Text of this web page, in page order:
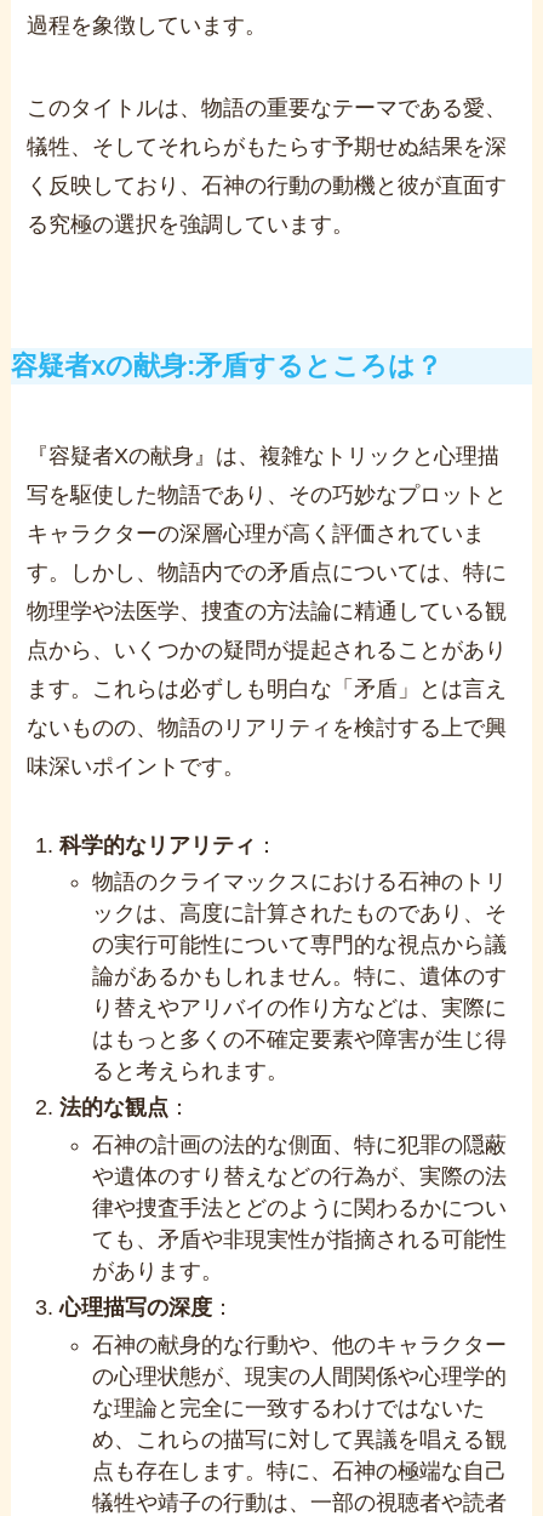
過程を象徴しています。
このタイトルは、物語の重要なテーマである愛、
犠牲、そしてそれらがもたらす予期せぬ結果を深
く反映しており、石神の行動の動機と彼が直面す
る究極の選択を強調しています。
容疑者xの献身:矛盾するところは？
『容疑者Xの献身』は、複雑なトリックと心理描
写を駆使した物語であり、その巧妙なプロットと
キャラクターの深層心理が高く評価されていま
す。しかし、物語内での矛盾点については、特に
物理学や法医学、捜査の方法論に精通している観
点から、いくつかの疑問が提起されることがあり
ます。これらは必ずしも明白な「矛盾」とは言え
ないものの、物語のリアリティを検討する上で興
味深いポイントです。
科学的なリアリティ ：
物語のクライマックスにおける石神のトリ
ックは、高度に計算されたものであり、そ
の実行可能性について専門的な視点から議
論があるかもしれません。特に、遺体のす
り替えやアリバイの作り方などは、実際に
はもっと多くの不確定要素や障害が生じ得
ると考えられます。
法的な観点 ：
石神の計画の法的な側面、特に犯罪の隠蔽
や遺体のすり替えなどの行為が、実際の法
律や捜査手法とどのように関わるかについ
ても、矛盾や非現実性が指摘される可能性
があります。
心理描写の深度 ：
石神の献身的な行動や、他のキャラクター
の心理状態が、現実の人間関係や心理学的
な理論と完全に一致するわけではないた
め、これらの描写に対して異議を唱える観
点も存在します。特に、石神の極端な自己
犠牲や靖子の行動は、一部の視聴者や読者